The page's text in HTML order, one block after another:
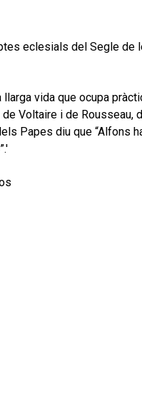
eclesials del Segle de
llarga vida que ocupa
Voltaire i de Rousseau,
Papes diu que “Alfons